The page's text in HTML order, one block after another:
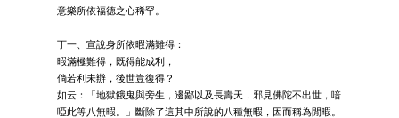
意樂所依福德之心稀罕。
丁一、宣說身所依暇滿難得：
暇滿極難得，既得能成利，
倘若利未辦，後世豈復得？
如云：「地獄餓鬼與旁生，邊鄙以及長壽天，邪見佛陀不出世，喑
啞此等八無暇。」斷除了這其中所說的八種無暇，因而稱為閒暇。